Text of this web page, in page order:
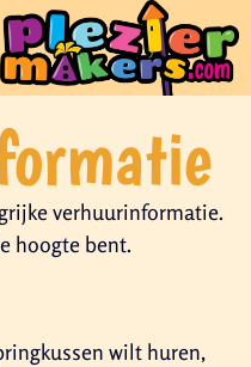
verhuurinformatie.
hoogte bent.
wilt huren,